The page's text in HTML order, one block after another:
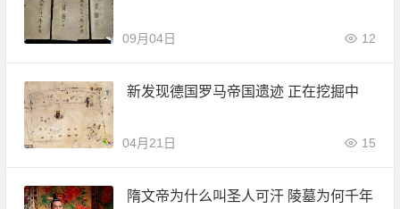
09月04日 12
新发现德国罗马帝国遗迹 正在挖掘中
04月21日 15
隋文帝为什么叫圣人可汗 陵墓为何千年